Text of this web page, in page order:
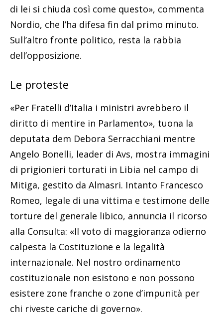
di lei si chiuda così come questo», commenta
Nordio, che l’ha difesa fin dal primo minuto.
Sull’altro fronte politico, resta la rabbia
dell’opposizione.
Le proteste
«Per Fratelli d’Italia i ministri avrebbero il
diritto di mentire in Parlamento», tuona la
deputata dem Debora Serracchiani mentre
Angelo Bonelli, leader di Avs, mostra immagini
di prigionieri torturati in Libia nel campo di
Mitiga, gestito da Almasri. Intanto Francesco
Romeo, legale di una vittima e testimone delle
torture del generale libico, annuncia il ricorso
alla Consulta: «Il voto di maggioranza odierno
calpesta la Costituzione e la legalità
internazionale. Nel nostro ordinamento
costituzionale non esistono e non possono
esistere zone franche o zone d’impunità per
chi riveste cariche di governo».